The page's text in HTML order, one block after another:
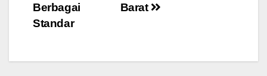
Barat
Berbagai
Standar